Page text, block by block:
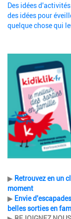
Des idées
des idées pour
quelque chose qui
Description
▶ Retrouvez en un
moment
▶ Envie
belles sorties en